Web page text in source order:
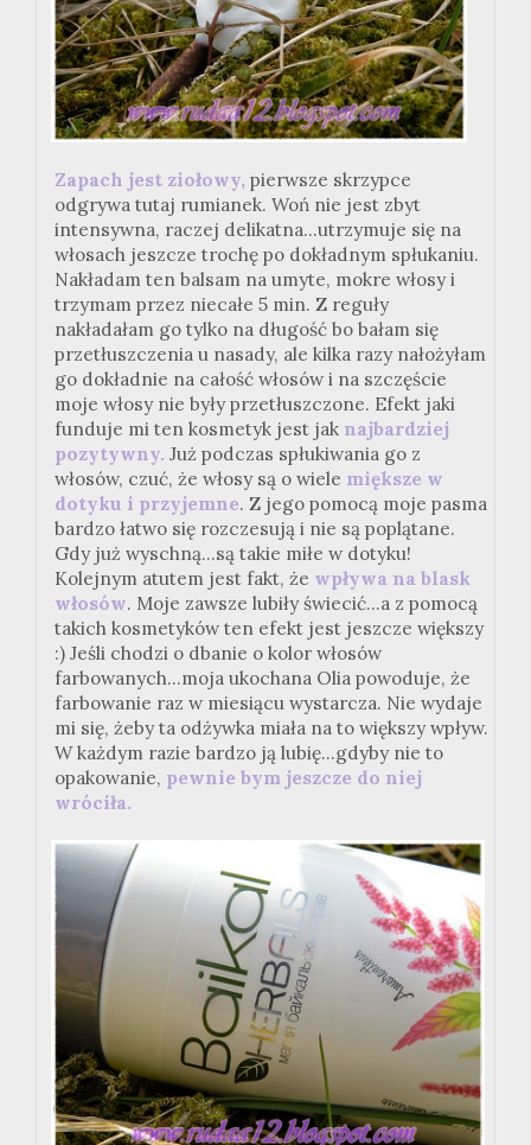
Zapach jest ziołowy, pierwsze skrzypce
odgrywa tutaj rumianek. Woń nie jest zbyt
intensywna, raczej delikatna...utrzymuje się na
włosach jeszcze trochę po dokładnym spłukaniu.
Nakładam ten balsam na umyte, mokre włosy i
trzymam przez niecałe 5 min. Z reguły
nakładałam go tylko na długość bo bałam się
przetłuszczenia u nasady, ale kilka razy nałożyłam
go dokładnie na całość włosów i na szczęście
moje włosy nie były przetłuszczone. Efekt jaki
funduje mi ten kosmetyk jest jak najbardziej
pozytywny. Już podczas spłukiwania go z
włosów, czuć, że włosy są o wiele miększe w
dotyku i przyjemne. Z jego pomocą moje pasma
bardzo łatwo się rozczesują i nie są poplątane.
Gdy już wyschną...są takie miłe w dotyku!
Kolejnym atutem jest fakt, że wpływa na blask
włosów. Moje zawsze lubiły świecić...a z pomocą
takich kosmetyków ten efekt jest jeszcze większy
:) Jeśli chodzi o dbanie o kolor włosów
farbowanych...moja ukochana Olia powoduje, że
farbowanie raz w miesiącu wystarcza. Nie wydaje
mi się, żeby ta odżywka miała na to większy wpływ.
W każdym razie bardzo ją lubię...gdyby nie to
opakowanie, pewnie bym jeszcze do niej
wróciła.